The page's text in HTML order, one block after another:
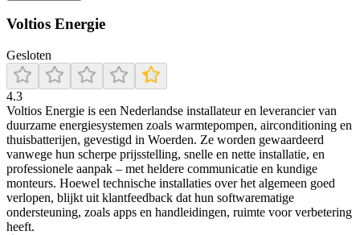
Voltios Energie
Gesloten
4.3
Voltios Energie is een Nederlandse installateur en leverancier van
duurzame energiesystemen zoals warmtepompen, airconditioning en
thuisbatterijen, gevestigd in Woerden. Ze worden gewaardeerd
vanwege hun scherpe prijsstelling, snelle en nette installatie, en
professionele aanpak – met heldere communicatie en kundige
monteurs. Hoewel technische installaties over het algemeen goed
verlopen, blijkt uit klantfeedback dat hun softwarematige
ondersteuning, zoals apps en handleidingen, ruimte voor verbetering
heeft.